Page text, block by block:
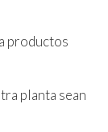
productos
planta sean